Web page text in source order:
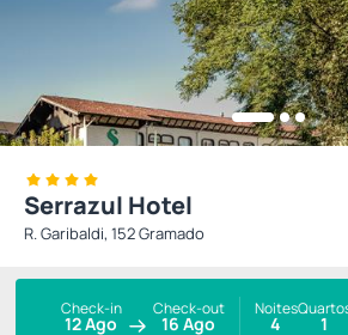
Serrazul Hotel
R. Garibaldi, 152 Gramado
Check-in
12 Ago
Check-out
16 Ago
Noites
4 1